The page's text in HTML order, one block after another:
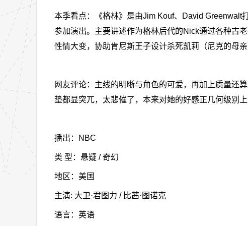
本季看点：《格林》是由Jim Kouf、David Greenwalt
参加演出。主要讲述作为格林后代的Nick通过各种古
性情大变，协助肯尼斯王子设计杀死凯莉（尼克的母
网友评论：主线的明晰与角色的可爱，再加上质量还
垫都显突兀，太悲催了，本来对她的好感正几何级别上
播出：NBC
类 型：悬疑 / 奇幻
地区：美国
主演: 大卫·君图力 / 比茜·图诺克
语言：英语